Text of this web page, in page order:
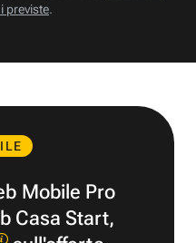
previste.
Mobile Pro
Casa Start,